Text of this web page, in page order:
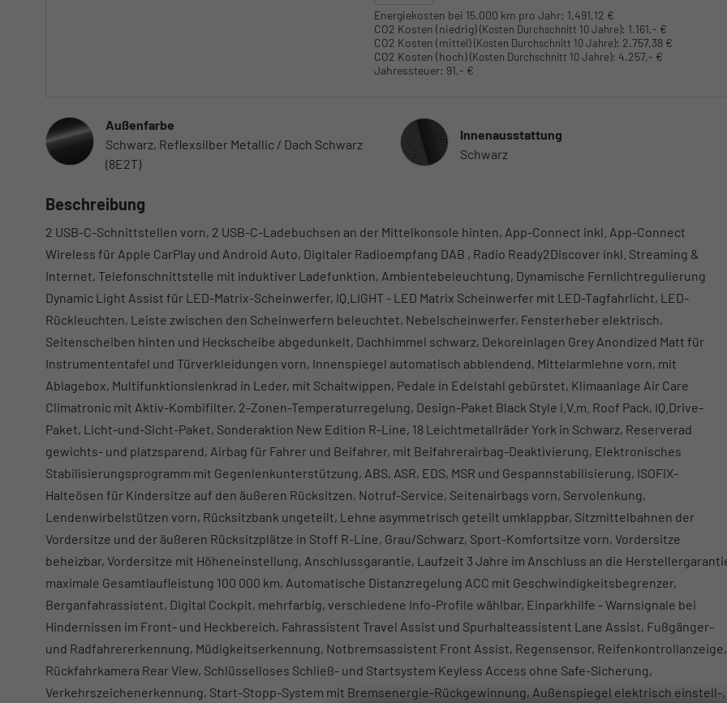
Energiekosten bei 15.000 km pro Jahr: 1.491,12 €
CO2 Kosten (niedrig)(Kosten Durchschnitt 10 Jahre): 1.161,- €
CO2 Kosten (mittel)(Kosten Durchschnitt 10 Jahre): 2.757,38 €
CO2 Kosten (hoch)(Kosten Durchschnitt 10 Jahre): 4.257,- €
Jahressteuer: 91,- €
Außenfarbe
Schwarz, Reflexsilber Metallic / Dach Schwarz
(8E2T)
InnenausstattungInnenausstattung
Schwarz
Beschreibung
2 USB-C-Schnittstellen vorn, 2 USB-C-Ladebuchsen an der Mittelkonsole hinten, App-Connect inkl. App-Connect
Wireless für Apple CarPlay und Android Auto, Digitaler Radioempfang DAB , Radio Ready2Discover inkl. Streaming &
Internet, Telefonschnittstelle mit induktiver Ladefunktion, Ambientebeleuchtung, Dynamische Fernlichtregulierung
Dynamic Light Assist für LED-Matrix-Scheinwerfer, IQ.LIGHT - LED Matrix Scheinwerfer mit LED-Tagfahrlicht, LED-
Rückleuchten, Leiste zwischen den Scheinwerfern beleuchtet, Nebelscheinwerfer, Fensterheber elektrisch,
Seitenscheiben hinten und Heckscheibe abgedunkelt, Dachhimmel schwarz, Dekoreinlagen Grey Anondized Matt für
Instrumententafel und Türverkleidungen vorn, Innenspiegel automatisch abblendend, Mittelarmlehne vorn, mit
Ablagebox, Multifunktionslenkrad in Leder, mit Schaltwippen, Pedale in Edelstahl gebürstet, Klimaanlage Air Care
Climatronic mit Aktiv-Kombifilter, 2-Zonen-Temperaturregelung, Design-Paket Black Style i.V.m. Roof Pack, IQ.Drive-
Paket, Licht-und-Sicht-Paket, Sonderaktion New Edition R-Line, 18 Leichtmetallräder York in Schwarz, Reserverad
gewichts- und platzsparend, Airbag für Fahrer und Beifahrer, mit Beifahrerairbag-Deaktivierung, Elektronisches
Stabilisierungsprogramm mit Gegenlenkunterstützung, ABS, ASR, EDS, MSR und Gespannstabilisierung, ISOFIX-
Halteösen für Kindersitze auf den äußeren Rücksitzen, Notruf-Service, Seitenairbags vorn, Servolenkung,
Lendenwirbelstützen vorn, Rücksitzbank ungeteilt, Lehne asymmetrisch geteilt umklappbar, Sitzmittelbahnen der
Vordersitze und der äußeren Rücksitzplätze in Stoff R-Line, Grau/Schwarz, Sport-Komfortsitze vorn, Vordersitze
beheizbar, Vordersitze mit Höheneinstellung, Anschlussgarantie, Laufzeit 3 Jahre im Anschluss an die
maximale Gesamtlaufleistung 100 000 km, Automatische Distanzregelung ACC mit Geschwindigkeitsbegrenzer,
Berganfahrassistent, Digital Cockpit, mehrfarbig, verschiedene Info-Profile wählbar, Einparkhilfe - Warnsignale bei
Hindernissen im Front- und Heckbereich, Fahrassistent Travel Assist und Spurhalteassistent Lane Assist, Fußgänger-
und Radfahrererkennung, Müdigkeitserkennung, Notbremsassistent Front Assist, Regensensor, Reifenkontrollanzeige,
Rückfahrkamera Rear View, Schlüsselloses Schließ- und Startsystem Keyless Access ohne Safe-Sicherung,
Verkehrszeichenerkennung, Start-Stopp-System mit Bremsenergie-Rückgewinnung, Außenspiegel elektrisch einstell-,